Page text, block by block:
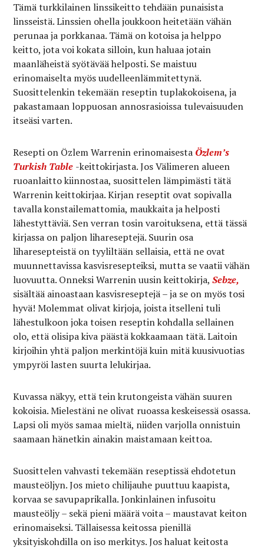
Tämä turkkilainen linssikeitto tehdään punaisista
linsseistä. Linssien ohella joukkoon heitetään vähän
perunaa ja porkkanaa. Tämä on kotoisa ja helppo
keitto, jota voi kokata silloin, kun haluaa jotain
maanläheistä syötävää helposti. Se maistuu
erinomaiselta myös uudelleenlämmitettynä.
Suosittelenkin tekemään reseptin tuplakokoisena, ja
pakastamaan loppuosan annosrasioissa tulevaisuuden
itseäsi varten.
Resepti on Özlem Warrenin erinomaisesta Özlem’s
Turkish Table -keittokirjasta. Jos Välimeren alueen
ruoanlaitto kiinnostaa, suosittelen lämpimästi tätä
Warrenin keittokirjaa. Kirjan reseptit ovat sopivalla
tavalla konstailemattomia, maukkaita ja helposti
lähestyttäviä. Sen verran tosin varoituksena, että tässä
kirjassa on paljon lihareseptejä. Suurin osa
liharesepteistä on tyyliltään sellaisia, että ne ovat
muunnettavissa kasvisresepteiksi, mutta se vaatii vähän
luovuutta. Onneksi Warrenin uusin keittokirja,Sebze,
sisältää ainoastaan kasvisreseptejä – ja se on myös tosi
hyvä! Molemmat olivat kirjoja, joista itselleni tuli
lähestulkoon joka toisen reseptin kohdalla sellainen
olo, että olisipa kiva päästä kokkaamaan tätä. Laitoin
kirjoihin yhtä paljon merkintöjä kuin mitä kuusivuotias
ympyröi lasten suurta lelukirjaa.
Kuvassa näkyy, että tein krutongeista vähän suuren
kokoisia. Mielestäni ne olivat ruoassa keskeisessä osassa.
Lapsi oli myös samaa mieltä, niiden varjolla onnistuin
saamaan hänetkin ainakin maistamaan keittoa.
Suosittelen vahvasti tekemään reseptissä ehdotetun
mausteöljyn. Jos mieto chilijauhe puuttuu kaapista,
korvaa se savupaprikalla. Jonkinlainen infusoitu
mausteöljy – sekä pieni määrä voita – maustavat keiton
erinomaiseksi. Tällaisessa keitossa pienillä
yksityiskohdilla on iso merkitys. Jos haluat keitosta